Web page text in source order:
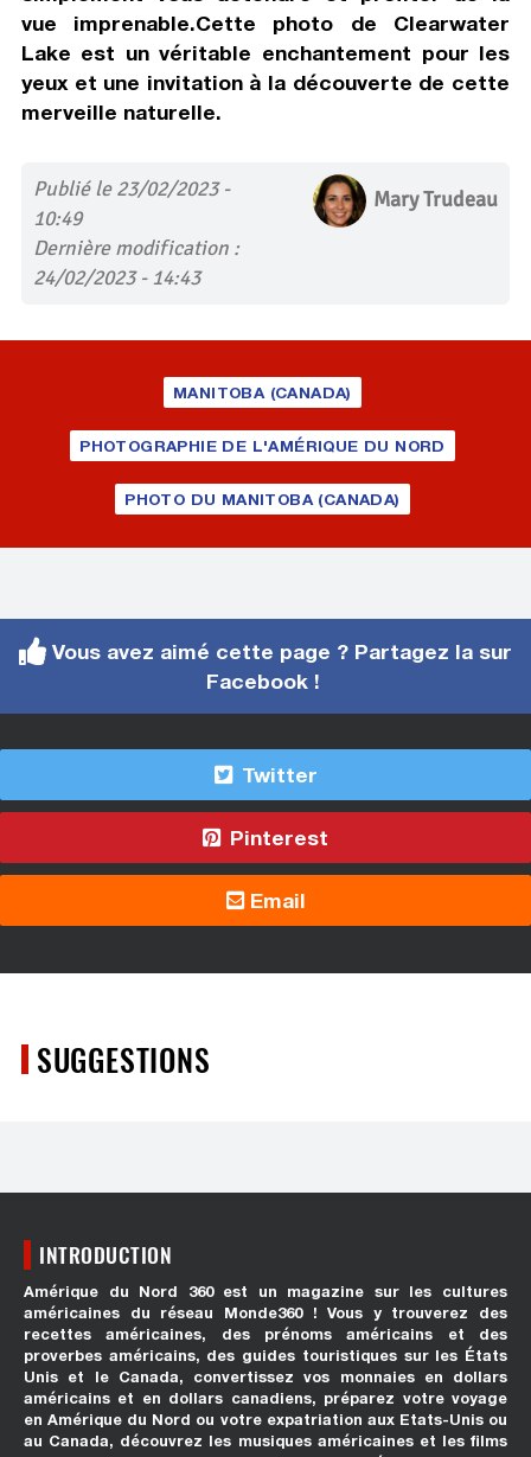
vue imprenable.Cette photo de Clearwater
Lake est un véritable enchantement pour les
yeux et une invitation à la découverte de cette
merveille naturelle.
Publié le 23/02/2023 -
10:49
Dernière modification :
24/02/2023 - 14:43
Mary Trudeau
MANITOBA (CANADA)
PHOTOGRAPHIE DE L'AMÉRIQUE DU NORD
PHOTO DU MANITOBA (CANADA)
Vous avez aimé cette page ? Partagez la sur
Facebook !
Twitter
Pinterest
Email
SUGGESTIONS
INTRODUCTION
Amérique du Nord 360 est un magazine sur les cultures
américaines du réseau Monde360 ! Vous y trouverez des
recettes américaines, des prénoms américains et des
proverbes américains, des guides touristiques sur les États
Unis et le Canada, convertissez vos monnaies en dollars
américains et en dollars canadiens, préparez votre voyage
en Amérique du Nord ou votre expatriation aux Etats-Unis ou
au Canada, découvrez les musiques américaines et les films